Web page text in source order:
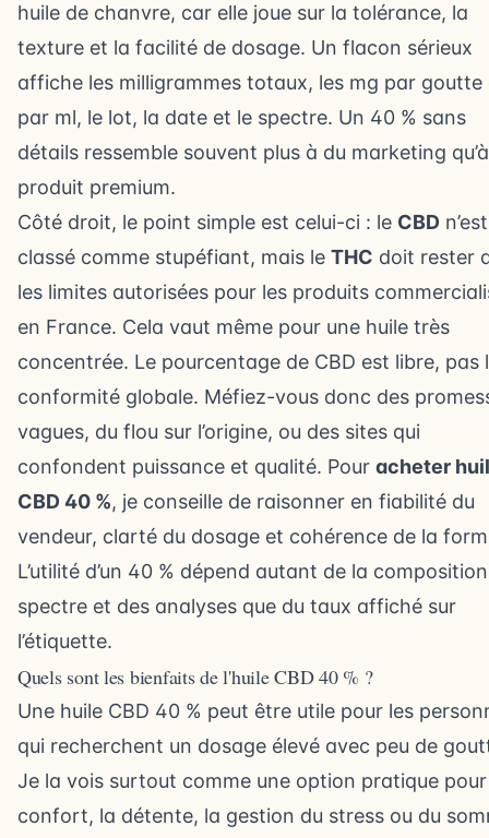
huile de chanvre, car elle joue sur la tolérance, la
texture et la facilité de dosage. Un flacon sérieux
affiche les milligrammes totaux, les mg par goutte
par ml, le lot, la date et le spectre. Un 40 % sans
détails ressemble souvent plus à du marketing
produit premium.
Côté droit, le point simple est celui-ci : le CBD
classé comme stupéfiant, mais le THC doit rester
les limites autorisées pour les produits
en France. Cela vaut même pour une huile très
concentrée. Le pourcentage de CBD est libre, pas
conformité globale. Méfiez-vous donc des
vagues, du flou sur l’origine, ou des sites qui
confondent puissance et qualité. Pour acheter
CBD 40 %, je conseille de raisonner en fiabilité du
vendeur, clarté du dosage et cohérence de la
L’utilité d’un 40 % dépend autant de la
spectre et des analyses que du taux affiché sur
l’étiquette.
Quels sont les bienfaits de l'huile CBD 40 % ?
Une huile CBD 40 % peut être utile pour les
qui recherchent un dosage élevé avec peu de
Je la vois surtout comme une option pratique
confort, la détente, la gestion du stress ou du